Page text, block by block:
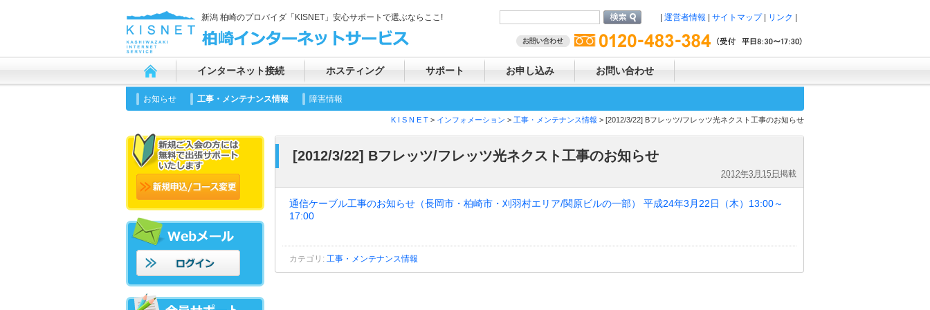
新潟 柏崎のプロバイダ「KISNET」安心サポートで選ぶならここ! 運営者情報 サイトマップ| リンク
インターネット接続 ホスティング サポート お申し込み お問い合わせ
お知らせ 工事・メンテナンス情報 障害情報
K I S N E T > インフォメーション > 工事・メンテナンス情報 > [2012/3/22] Bフレッツ/フレッツ光ネクスト工事のお知らせ
[2012/3/22] Bフレッツ/フレッツ光ネクスト工事のお知らせ
2012年3月15日 掲載
通信ケーブル工事のお知らせ（長岡市・柏崎市・刈羽村エリア/関原ビルの一部） 平成24年3月22日（木）13:00～
17:00
カテゴリ : 工事・メンテナンス情報